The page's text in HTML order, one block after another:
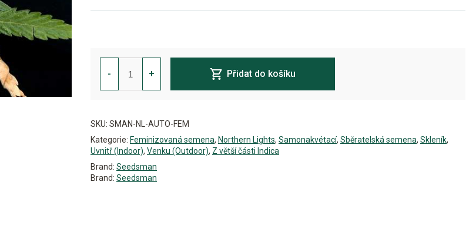
-
Northern
Lights
Auto
Feminizovaná
+ Přidat do košíku
SKU: SMAN-NL-AUTO-FEM
Kategorie: Feminizovaná semena, Northern Lights, Samonakvétací, Sběratelská semena, Skleník,
Uvnitř (Indoor), Venku (Outdoor), Z větší části Indica
Brand: Seedsman
Brand: Seedsman